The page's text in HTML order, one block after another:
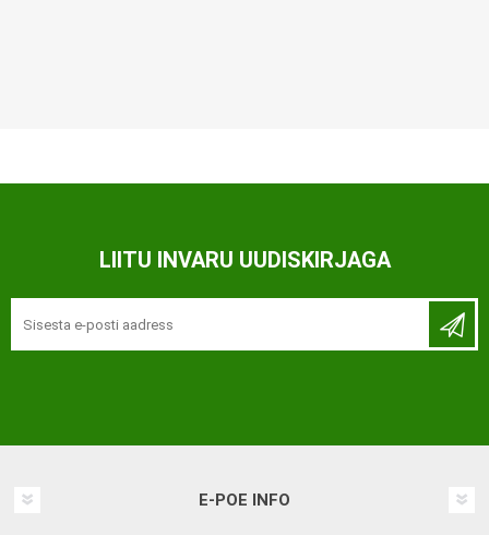
LIITU INVARU UUDISKIRJAGA
E-POE INFO